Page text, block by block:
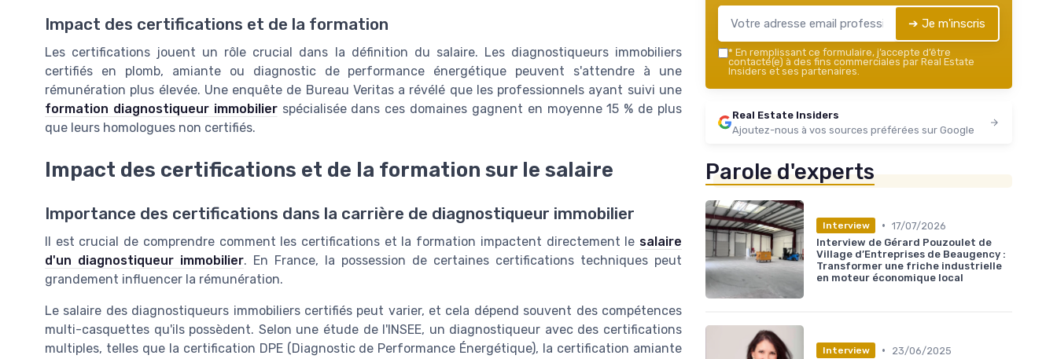
Impact des certifications et de la formation
Les certifications jouent un rôle crucial dans la définition du salaire. Les diagnostiqueurs immobiliers
certifiés en plomb, amiante ou diagnostic de performance énergétique peuvent s'attendre à une
rémunération plus élevée. Une enquête de Bureau Veritas a révélé que les professionnels ayant suivi une
formation diagnostiqueur immobilierspécialisée dans ces domaines gagnent en moyenne 15 % de plus
que leurs homologues non certifiés.
Impact des certifications et de la formation sur le salaire
Importance des certifications dans la carrière de diagnostiqueur immobilier
Il est crucial de comprendre comment les certifications et la formation impactent directement le salaire
d'un diagnostiqueur immobilier. En France, la possession de certaines certifications techniques peut
grandement influencer la rémunération.
Le salaire des diagnostiqueurs immobiliers certifiés peut varier, et cela dépend souvent des compétences
multi-casquettes qu'ils possèdent. Selon une étude de l'INSEE, un diagnostiqueur avec des certifications
multiples, telles que la certification DPE (Diagnostic de Performance Énergétique), la certification amiante
➔ Je m'inscris
* En remplissant ce formulaire, j’accepte d’être
contacté(e) à des fins commerciales par Real Estate
Insiders et ses partenaires.
Real Estate Insiders
Ajoutez-nous à vos sources préférées sur Google
Parole d'experts
Interview • 17/07/2026
Interview de Gérard Pouzoulet de
Village d’Entreprises de Beaugency :
Transformer une friche industrielle
en moteur économique local
Interview •
23/06/2025